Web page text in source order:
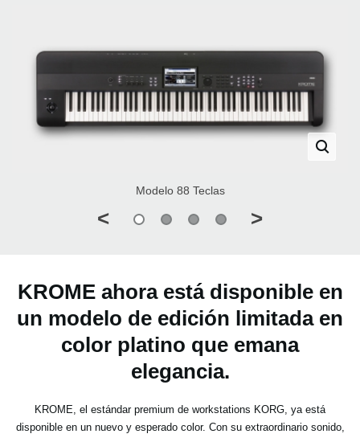
Modelo 88 Teclas
< >
KROME ahora está disponible en
un modelo de edición limitada en
color platino que emana
elegancia.
KROME, el estándar premium de workstations KORG, ya está
disponible en un nuevo y esperado color. Con su extraordinario sonido,